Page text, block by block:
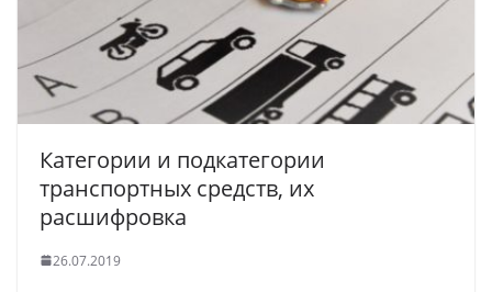
Категории и подкатегории
транспортных средств, их
расшифровка
26.07.2019